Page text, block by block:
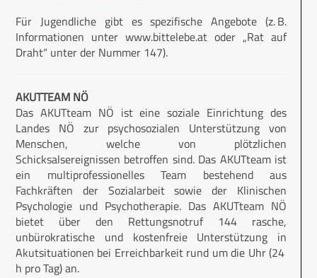
Für Jugendliche gibt es spezifische Angebote (z. B.
Informationen unter www.bittelebe.at oder „Rat auf
Draht“ unter der Nummer 147).
AKUTTEAM NÖ
Das AKUTteam NÖ ist eine soziale Einrichtung des
Landes NÖ zur psychosozialen Unterstützung von
Menschen, welche von plötzlichen
Schicksalsereignissen betroffen sind. Das AKUTteam ist
ein multiprofessionelles Team bestehend aus
Fachkräften der Sozialarbeit sowie der Klinischen
Psychologie und Psychotherapie. Das AKUTteam NÖ
bietet über den Rettungsnotruf 144 rasche,
unbürokratische und kostenfreie Unterstützung in
Akutsituationen bei Erreichbarkeit rund um die Uhr (24
h pro Tag) an.